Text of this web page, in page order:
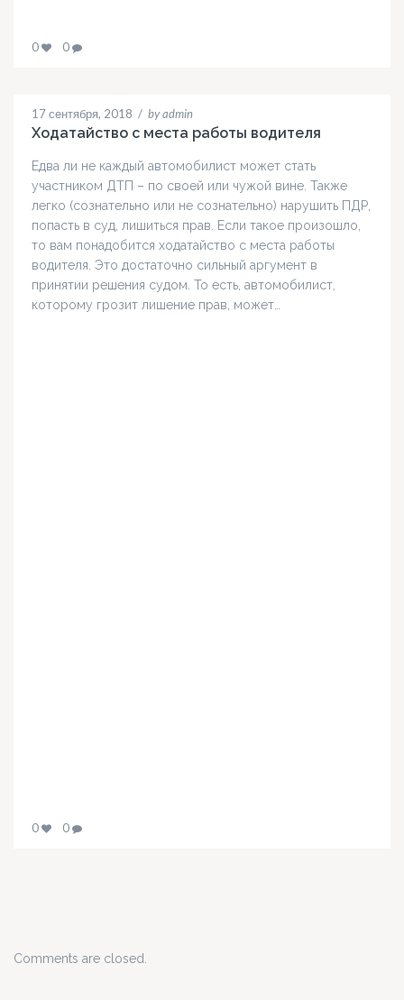
0 0
17 сентября, 2018 / by admin
Ходатайство с места работы водителя
Едва ли не каждый автомобилист может стать
участником ДТП – по своей или чужой вине. Также
легко (сознательно или не сознательно) нарушить ПДР,
попасть в суд, лишиться прав. Если такое произошло,
то вам понадобится ходатайство с места работы
водителя. Это достаточно сильный аргумент в
принятии решения судом. То есть, автомобилист,
которому грозит лишение прав, может…
0 0
Comments are closed.